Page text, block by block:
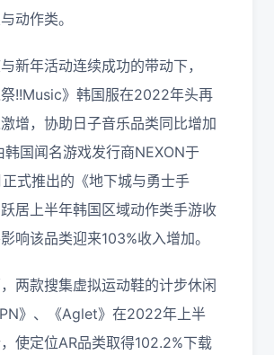
动作类。
新年活动连续成功的带动下，
祭!!Music》韩国服在2022年头再
增，协助日子音乐品类同比增加
韩国闻名游戏发行商NEXON于
式推出的《地下城与勇士手
居上半年韩国区域动作类手游收
响该品类迎来103%收入增加。
两款搜集虚拟运动鞋的计步休闲
》、《Aglet》在2022年上半
使定位AR品类取得102.2%下载